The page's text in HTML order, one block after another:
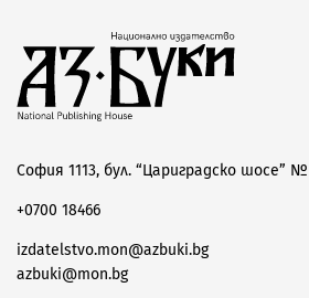
София 1113, бул. “Цариградско шосе” №
+0700 18466
izdatelstvo.mon@azbuki.bg
azbuki@mon.bg